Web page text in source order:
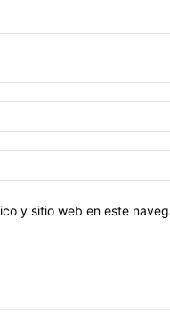
y sitio web en este